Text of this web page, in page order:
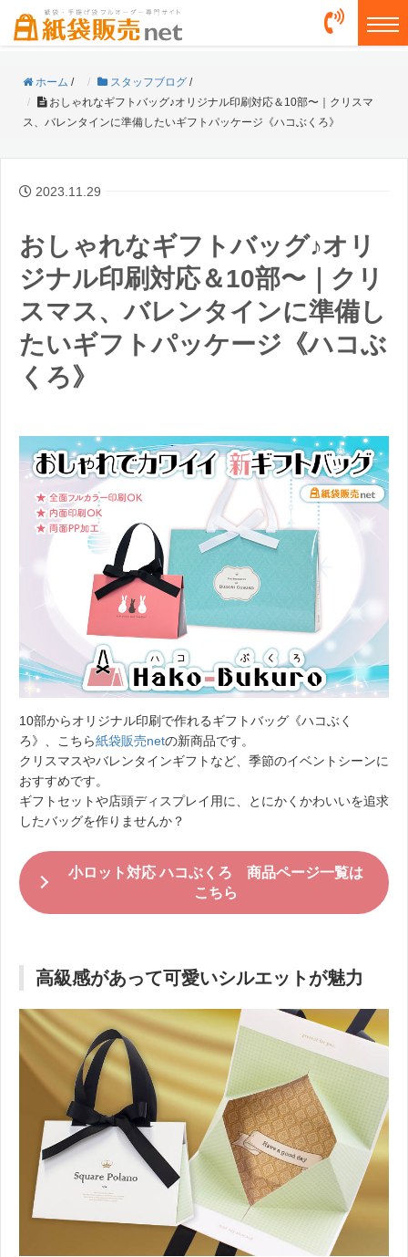
ホーム / スタッフブログ /
おしゃれなギフトバッグ♪オリジナル印刷対応＆10部〜｜クリスマ
ス、バレンタインに準備したいギフトパッケージ《ハコぶくろ》
2023.11.29
おしゃれなギフトバッグ♪オリ
ジナル印刷対応＆10部〜｜クリ
スマス、バレンタインに準備し
たいギフトパッケージ《ハコぶ
くろ》
10部からオリジナル印刷で作れるギフトバッグ《ハコぶく
ろ》、こちら紙袋販売netの新商品です。
クリスマスやバレンタインギフトなど、季節のイベントシーンに
おすすめです。
ギフトセットや店頭ディスプレイ用に、とにかくかわいいを追求
したバッグを作りませんか？
小ロット対応 ハコぶくろ 商品ページ一覧は
こちら
高級感があって可愛いシルエットが魅力